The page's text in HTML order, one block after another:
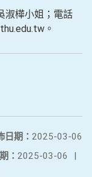
淑樺小姐；電話
。
日期： 2025-03-06
： 2025-03-06 |